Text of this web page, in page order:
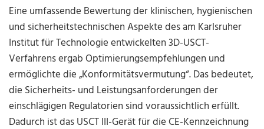
Eine umfassende Bewertung der klinischen, hygienischen
und sicherheitstechnischen Aspekte des am Karlsruher
Institut für Technologie entwickelten 3D-USCT-
Verfahrens ergab Optimierungsempfehlungen und
ermöglichte die „Konformitätsvermutung“. Das bedeutet,
die Sicherheits- und Leistungsanforderungen der
einschlägigen Regulatorien sind voraussichtlich erfüllt.
Dadurch ist das USCT III-Gerät für die CE-Kennzeichnung